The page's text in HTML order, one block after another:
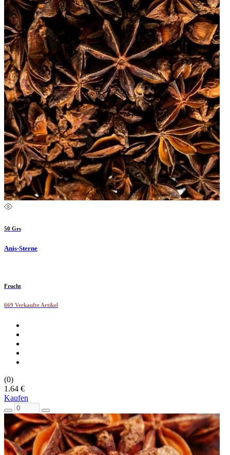
50 Grs
Anis-Sterne
Frucht
669 Verkaufte Artikel
(0)
1.64 €
Kaufen